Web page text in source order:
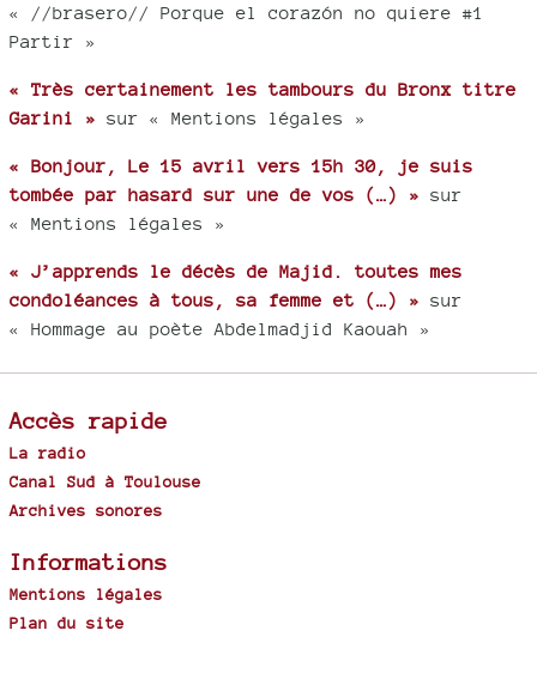
« //brasero// Porque el corazón no quiere #1
Partir »
« Très certainement les tambours du Bronx titre
Garini » sur « Mentions légales »
« Bonjour, Le 15 avril vers 15h 30, je suis
tombée par hasard sur une de vos (…) » sur
« Mentions légales »
« J’apprends le décès de Majid. toutes mes
condoléances à tous, sa femme et (…) » sur
« Hommage au poète Abdelmadjid Kaouah »
Accès rapide
La radio
Canal Sud à Toulouse
Archives sonores
Informations
Mentions légales
Plan du site